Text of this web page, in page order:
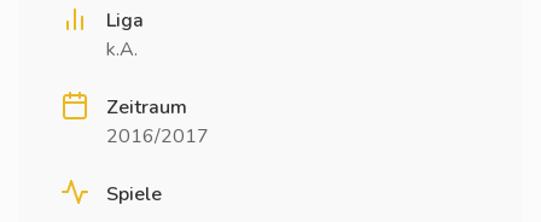
Liga
k.A.
Zeitraum
2016/2017
Spiele